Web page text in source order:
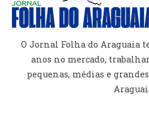
O Jornal Folha do Araguaia
anos no mercado,
pequenas, médias e